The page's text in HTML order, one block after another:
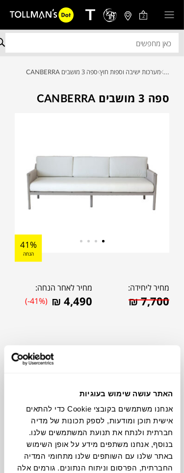
האתר עושה שימוש בעוגיות
אנחנו משתמשים בקובצי Cookie כדי להתאים
אישית תוכן ומודעות, לספק תכונות של מדיה
חברתית ולנתח את תנועת המשתמשים שלנו.
בנוסף, אנחנו משתפים מידע על אופן השימוש
באתר שלנו עם השותפים שלנו מתחומי המדיה
החברתית, הפרסום וניתוח הנתונים. גורמים אלה
2
... מערכות ישיבה וספות חוץ ספה 3 מושבים CANBERRA
ספה 3 מושבים CANBERRA
41%
הנחה
מחיר ליחידה:
₪7,700
מחיר לאחר הנחה:
₪ 4,490
(-41%)
להדמיית AI Design
תוכלו למצוא אותי ב: